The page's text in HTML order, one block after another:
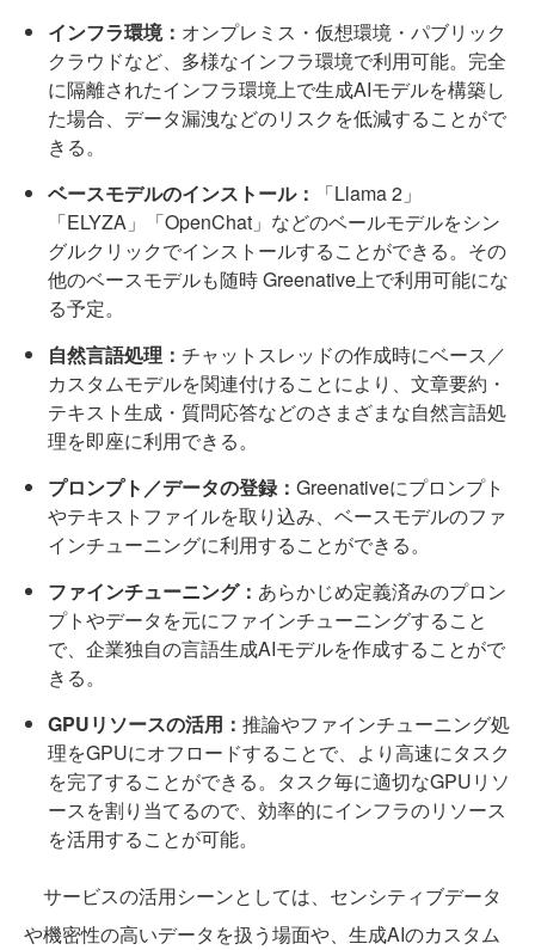
インフラ環境： オンプレミス・仮想環境・パブリック
クラウドなど、多様なインフラ環境で利用可能。完全
に隔離されたインフラ環境上で生成AIモデルを構築し
た場合、データ漏洩などのリスクを低減することがで
きる。
ベースモデルのインストール：
「Llama 2」
「ELYZA」「OpenChat」などのベールモデルをシン
グルクリックでインストールすることができる。その
他のベースモデルも随時 Greenative上で利用可能にな
る予定。
自然言語処理： チャットスレッドの作成時にベース／
カスタムモデルを関連付けることにより、文章要約・
テキスト生成・質問応答などのさまざまな自然言語処
理を即座に利用できる。
プロンプト／データの登録： Greenativeにプロンプト
やテキストファイルを取り込み、ベースモデルのファ
インチューニングに利用することができる。
ファインチューニング： あらかじめ定義済みのプロン
プトやデータを元にファインチューニングすること
で、企業独自の言語生成AIモデルを作成することがで
きる。
GPUリソースの活用： 推論やファインチューニング処
理をGPUにオフロードすることで、より高速にタスク
を完了することができる。タスク毎に適切なGPUリソ
ースを割り当てるので、効率的にインフラのリソース
を活用することが可能。
サービスの活用シーンとしては、センシティブデータ
や機密性の高いデータを扱う場面や、生成AIのカスタム